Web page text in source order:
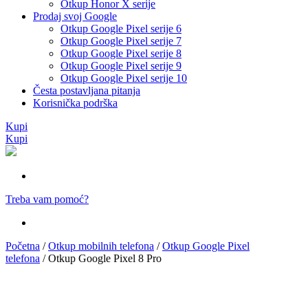
Otkup Honor X serije
Prodaj svoj Google
Otkup Google Pixel serije 6
Otkup Google Pixel serije 7
Otkup Google Pixel serije 8
Otkup Google Pixel serije 9
Otkup Google Pixel serije 10
Česta postavljana pitanja
Korisnička podrška
Kupi
Kupi
Treba vam pomoć?
Početna /Otkup mobilnih telefona /Otkup Google Pixel
telefona / Otkup Google Pixel 8 Pro